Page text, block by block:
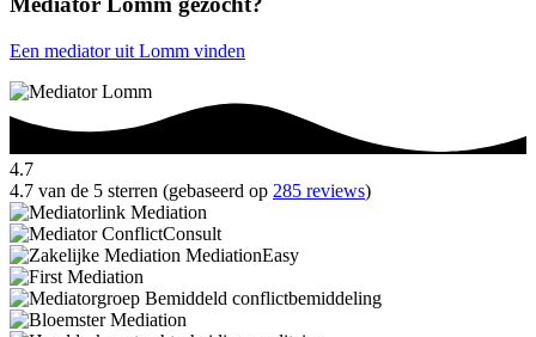
Een mediator uit Lomm vinden
4.7
4.7 van de 5 sterren (gebaseerd op 285 reviews)